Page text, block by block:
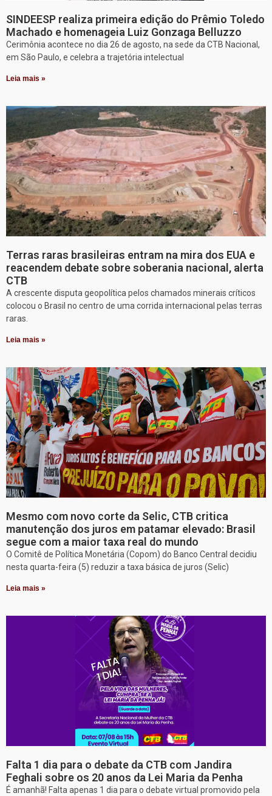
SINDEESP realiza primeira edição do Prêmio Toledo
Machado e homenageia Luiz Gonzaga Belluzzo
Cerimônia acontece no dia 26 de agosto, na sede da CTB Nacional,
em São Paulo, e celebra a trajetória intelectual
Leia mais »
Terras raras brasileiras entram na mira dos EUA e
reacendem debate sobre soberania nacional, alerta
CTB
A crescente disputa geopolítica pelos chamados minerais críticos
colocou o Brasil no centro de uma corrida internacional pelas terras
raras.
Leia mais »
Mesmo com novo corte da Selic, CTB critica
manutenção dos juros em patamar elevado: Brasil
segue com a maior taxa real do mundo
O Comitê de Política Monetária (Copom) do Banco Central decidiu
nesta quarta-feira (5) reduzir a taxa básica de juros (Selic)
Leia mais »
Falta 1 dia para o debate da CTB com Jandira
Feghali sobre os 20 anos da Lei Maria da Penha
É amanhã! Falta apenas 1 dia para o debate virtual promovido pela